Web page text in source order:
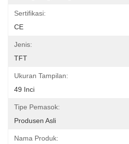
Sertifikasi:
CE
Jenis:
TFT
Ukuran Tampilan:
49 Inci
Tipe Pemasok:
Produsen Asli
Nama Produk: